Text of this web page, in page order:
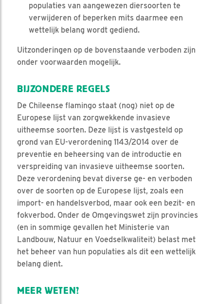
populaties van aangewezen diersoorten te
verwijderen of beperken mits daarmee een
wettelijk belang wordt gediend.
Uitzonderingen op de bovenstaande verboden zijn
onder voorwaarden mogelijk.
BIJZONDERE REGELS
De Chileense flamingo staat (nog) niet op de
Europese lijst van zorgwekkende invasieve
uitheemse soorten. Deze lijst is vastgesteld op
grond van EU-verordening 1143/2014 over de
preventie en beheersing van de introductie en
verspreiding van invasieve uitheemse soorten.
Deze verordening bevat diverse ge- en verboden
over de soorten op de Europese lijst, zoals een
import- en handelsverbod, maar ook een bezit- en
fokverbod. Onder de Omgevingswet zijn provincies
(en in sommige gevallen het Ministerie van
Landbouw, Natuur en Voedselkwaliteit) belast met
het beheer van hun populaties als dit een wettelijk
belang dient.
MEER WETEN?